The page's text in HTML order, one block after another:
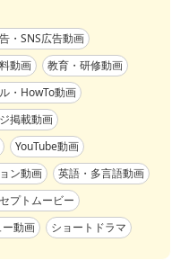
・SNS広告動画
動画
教育・研修動画
・HowTo動画
掲載動画
YouTube動画
ン動画
英語・多言語動画
プトムービー
ー動画 ショートドラマ